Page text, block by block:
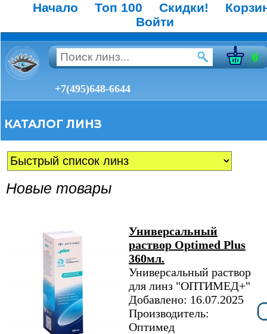
Начало Топ 100 Скидки!
Войти
0
+7(495)648-6644
КАТАЛОГ ЛИНЗ
Новые товары
Универсальный
раствор Optimed Plus
360мл.
Универсальный раствор
для линз "ОПТИМЕД+"
Добавлено: 16.07.2025
Производитель:
Оптимед